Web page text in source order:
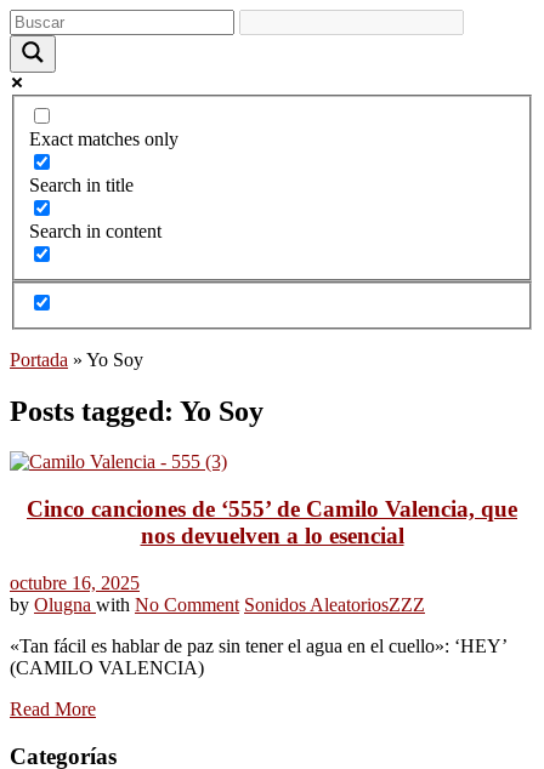
Exact matches only
Search in title
Search in content
Portada » Yo Soy
Posts tagged: Yo Soy
Cinco canciones de ‘555’ de Camilo Valencia, que
nos devuelven a lo esencial
octubre 16, 2025
by Olugna with No Comment Sonidos AleatoriosZZZ
«Tan fácil es hablar de paz sin tener el agua en el cuello»: ‘HEY’
(CAMILO VALENCIA)
Read More
Categorías